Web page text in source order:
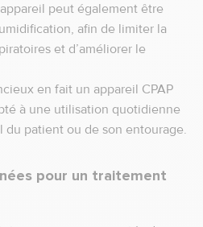
peut également être
afin de limiter la
et d’améliorer le
en fait un appareil CPAP
à une utilisation quotidienne
du patient ou de son entourage.
pour un traitement